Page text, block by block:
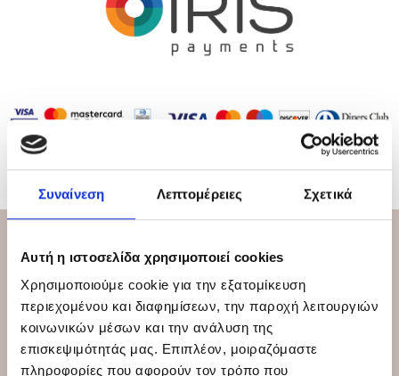
Συναίνεση Λεπτομέρειες Σχετικά
Αυτή η ιστοσελίδα χρησιμοποιεί cookies
Χρησιμοποιούμε cookie για την εξατομίκευση
περιεχομένου και διαφημίσεων, την παροχή λειτουργιών
κοινωνικών μέσων και την ανάλυση της
επισκεψιμότητάς μας. Επιπλέον, μοιραζόμαστε
πληροφορίες που αφορούν τον τρόπο που